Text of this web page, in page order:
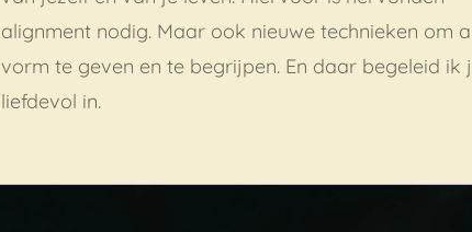
alignment nodig. Maar ook nieuwe technieken om
vorm te geven en te begrijpen. En daar begeleid ik
liefdevol in.